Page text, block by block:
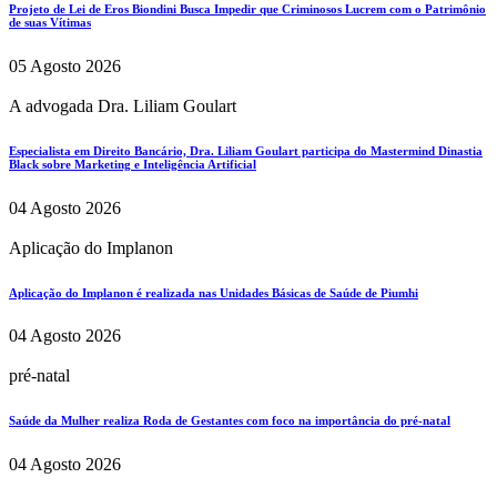
Projeto de Lei de Eros Biondini Busca Impedir que Criminosos Lucrem com o Patrimônio
de suas Vítimas
05 Agosto 2026
A advogada Dra. Liliam Goulart
Especialista em Direito Bancário, Dra. Liliam Goulart participa do Mastermind Dinastia
Black sobre Marketing e Inteligência Artificial
04 Agosto 2026
Aplicação do Implanon
Aplicação do Implanon é realizada nas Unidades Básicas de Saúde de Piumhi
04 Agosto 2026
pré-natal
Saúde da Mulher realiza Roda de Gestantes com foco na importância do pré-natal
04 Agosto 2026